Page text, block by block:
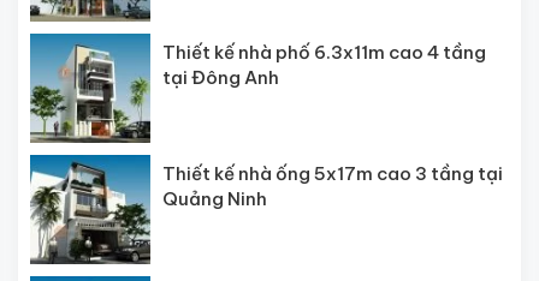
Thiết kế nhà phố 6.3x11m cao 4 tầng
tại Đông Anh
Thiết kế nhà ống 5x17m cao 3 tầng tại
Quảng Ninh